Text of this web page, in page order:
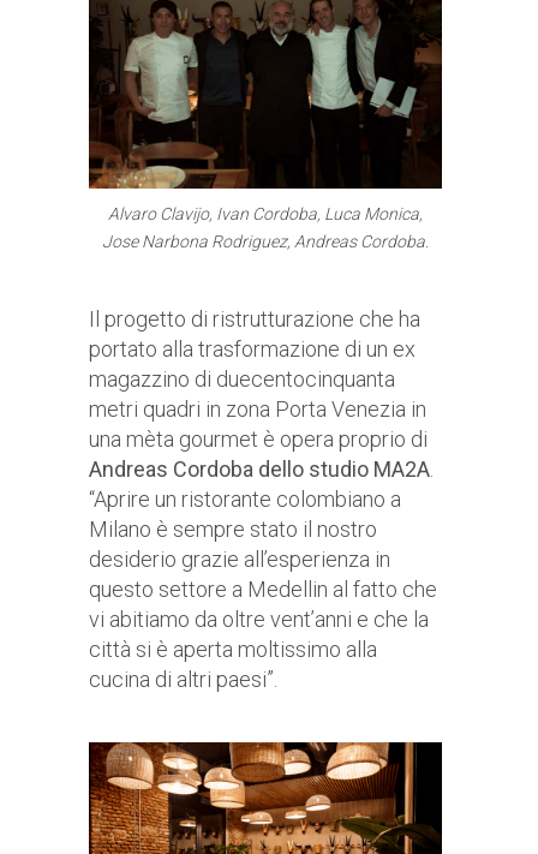
Alvaro Clavijo, Ivan Cordoba, Luca Monica,
Jose Narbona Rodriguez, Andreas Cordoba.
Il progetto di ristrutturazione che ha
portato alla trasformazione di un ex
magazzino di duecentocinquanta
metri quadri in zona Porta Venezia in
una mèta gourmet è opera proprio di
Andreas Cordoba dello studio MA2A
“Aprire un ristorante colombiano a
Milano è sempre stato il nostro
desiderio grazie all’esperienza in
questo settore a Medellin al fatto che
vi abitiamo da oltre vent’anni e che la
città si è aperta moltissimo alla
cucina di altri paesi”.